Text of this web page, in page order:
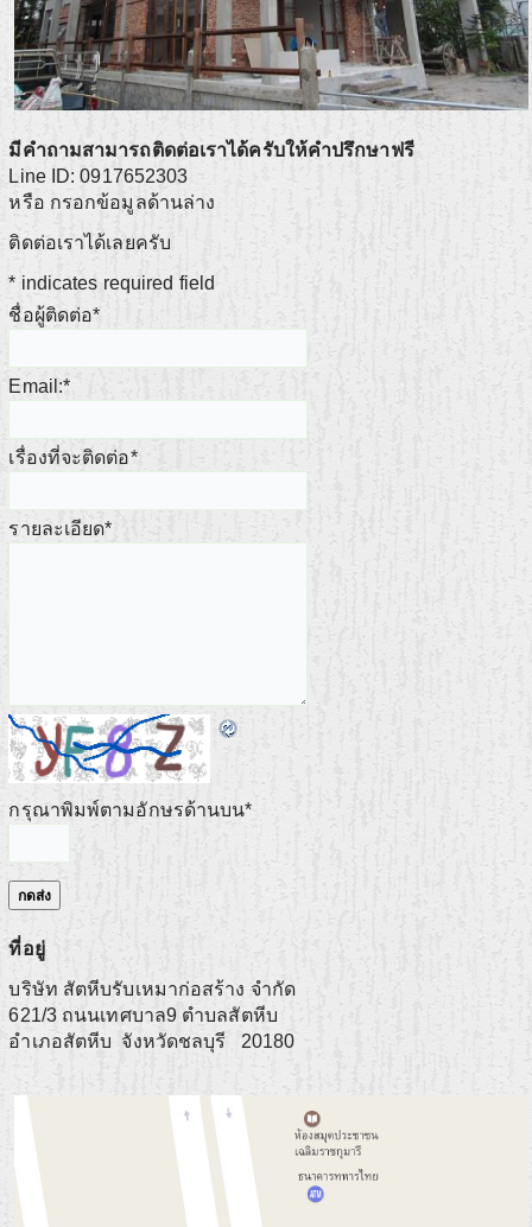
มีคำถามสามารถติดต่อเราได้ครับให้คำปรึกษาฟรี
Line ID: 0917652303
หรือ กรอกข้อมูลด้านล่าง
ติดต่อเราได้เลยครับ
* indicates required field
ชื่อผู้ติดต่อ*
Email:*
เรื่องที่จะติดต่อ*
รายละเอียด*
กรุณาพิมพ์ตามอักษรด้านบน*
ที่อยู่
บริษัท สัตหีบรับเหมาก่อสร้าง จำกัด
621/3 ถนนเทศบาล9 ตำบลสัตหีบ
อำเภอสัตหีบ จังหวัดชลบุรี 20180